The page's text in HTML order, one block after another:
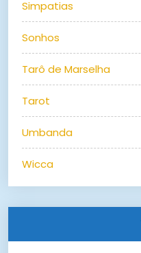
Simpatias
Sonhos
Tarô de Marselha
Tarot
Umbanda
Wicca